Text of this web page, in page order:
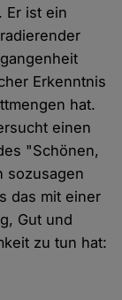
Er ist ein
Erkenntnis
hat.
einen
"Schönen,
sozusagen
das mit einer
Gut und
zu tun hat: